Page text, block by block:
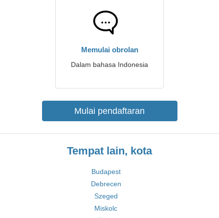
Memulai obrolan
Dalam bahasa Indonesia
Mulai pendaftaran
Tempat lain, kota
Budapest
Debrecen
Szeged
Miskolc